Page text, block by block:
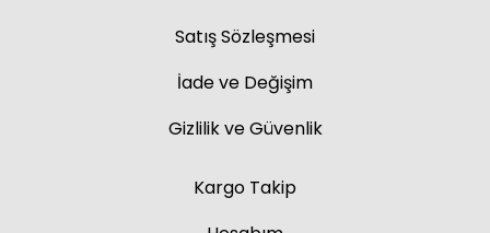
Satış Sözleşmesi
İade ve Değişim
Gizlilik ve Güvenlik
Kargo Takip